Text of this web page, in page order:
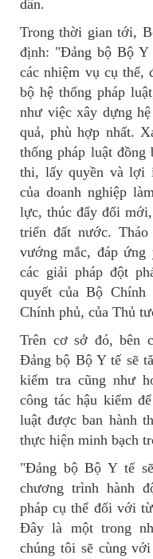
dân.
Trong thời gian tới,
định: "Đảng bộ Bộ Y
các nhiệm vụ cụ thể,
bộ hệ thống pháp
như việc xây dựng
quả, phù hợp nhất.
thống pháp luật đồng
thi, lấy quyền và lợi
của doanh nghiệp
lực, thúc đẩy đổi mới,
triển đất nước.
vướng mắc, đáp ứng
các giải pháp đột
quyết của Bộ
Chính phủ, của Thủ
Trên cơ sở đó, bên
Đảng bộ Bộ Y tế sẽ
kiểm tra cũng như
công tác hậu kiểm
luật được ban hành
thực hiện minh bạch
"Đảng bộ Bộ Y tế
chương trình hành
pháp cụ thể đối với
Đây là một trong
chúng tôi sẽ cùng